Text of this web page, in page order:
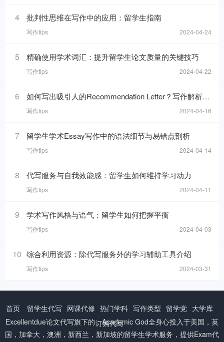
4 批判性思维在写作中的应用：留学生指南
写作tips 2024-04-24
5 精确使用学术词汇：提升留学生论文质量的关键技巧
写作tips 2024-04-22
6 如何写出吸引人的Recommendation Letter？写作解析与技巧！
写作tips 2024-04-16
7 留学生学术Essay写作中的语法细节与易错点剖析
写作tips 2024-04-14
8 代写服务与自我效能感：留学生如何维持学习动力
写作tips 2024-04-11
9 学术写作风格与语气：留学生如何把握平衡
写作tips 2024-04-03
10 综合利用资源：除代写服务外的学习辅助工具介绍
写作tips 2024-03-31
首页 留学生代写 网课代修 热门学科 写作类型 留学党 大学库
订购代写
Excellentdue论文代写旗下的：Academic God全身心投入于美国，英
国，加拿大，澳洲，新西兰，新加坡的留学生学术服务，提供Exam代